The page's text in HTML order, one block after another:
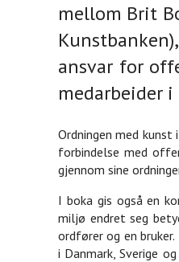
mellom Brit
ansvar for
medarbeider
Ordningen med
forbindelse med
gjennom sine
I boka gis også en
miljø endret seg
ordfører og en
i Danmark, Sverige